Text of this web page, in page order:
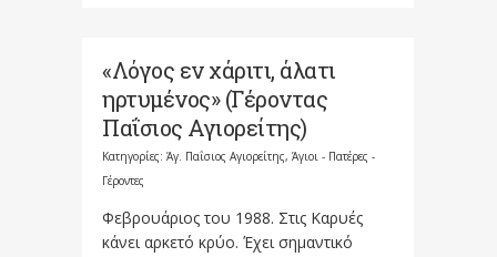
«Λόγος εν χάριτι, άλατι
ηρτυμένος» (Γέροντας
Παΐσιος Αγιορείτης)
Κατηγορίες: Άγ. Παΐσιος Αγιορείτης, Άγιοι - Πατέρες -
Γέροντες
Φεβρουάριος του 1988. Στις Καρυές
κάνει αρκετό κρύο. Έχει σημαντικό